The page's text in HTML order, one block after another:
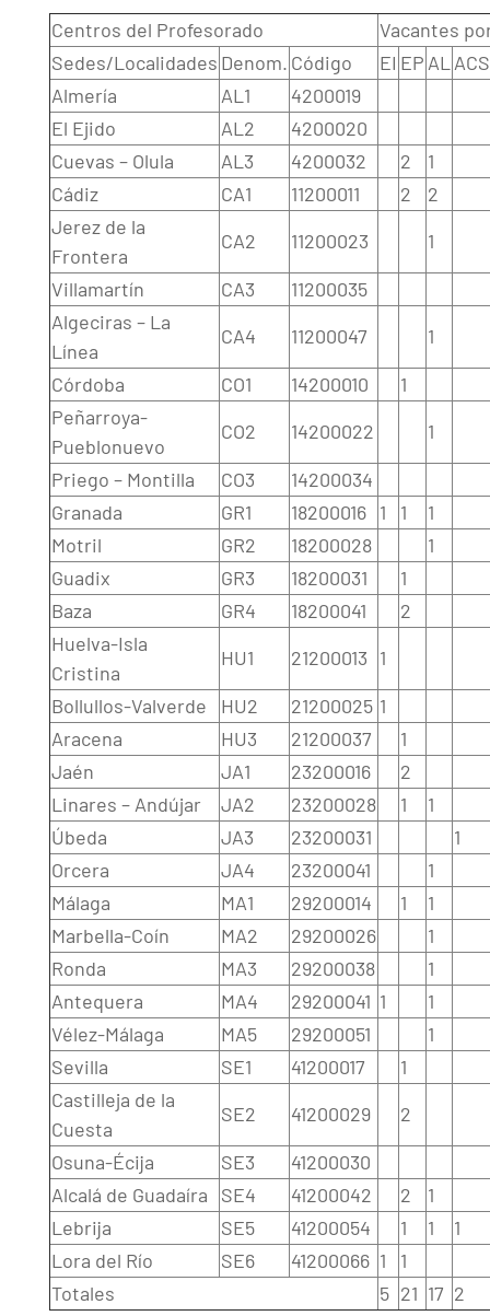
Centros del Profesorado
Vacantes
Sedes/Localidades Denom. Código EI EP AL ACS
Almería
AL1
4200019
El Ejido
AL2
4200020
Cuevas – Olula
AL3 4200032 2
1
Cádiz
CA1 11200011 2
2
Jerez de la
Frontera
CA2 11200023
1
Villamartín
CA3
11200035
Algeciras – La
Línea
CA4 11200047
1
Córdoba
CO1 14200010
1
Peñarroya-
Pueblonuevo
CO2 14200022
1
Priego – Montilla
CO3
14200034
Granada
GR1 18200016 1 1
1
Motril
GR2 18200028
1
Guadix
GR3 18200031
1
Baza
GR4 18200041
2
Huelva-Isla
Cristina
HU1 21200013 1
Bollullos-Valverde
HU2 21200025 1
Aracena
HU3 21200037
1
Jaén
JA1 23200016
2
Linares – Andújar
JA2 23200028 1
1
Úbeda
JA3 23200031
1
Orcera
JA4 23200041
1
Málaga
MA1 29200014 1
1
Marbella-Coín
MA2 29200026
1
Ronda
MA3 29200038
1
Antequera
MA4 29200041 1
1
Vélez-Málaga
MA5 29200051
1
Sevilla
SE1 41200017
1
Castilleja de la
Cuesta
SE2 41200029
2
Osuna-Écija
SE3
41200030
Alcalá de Guadaíra
SE4 41200042 2
1
Lebrija
SE5 41200054 1 1
1
Lora del Río
SE6 41200066 1
1
Totales
5 21 17 2